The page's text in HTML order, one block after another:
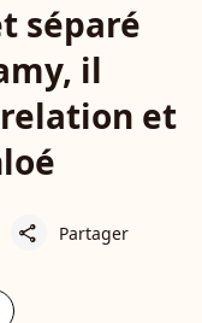
séparé
il
et
share Partager